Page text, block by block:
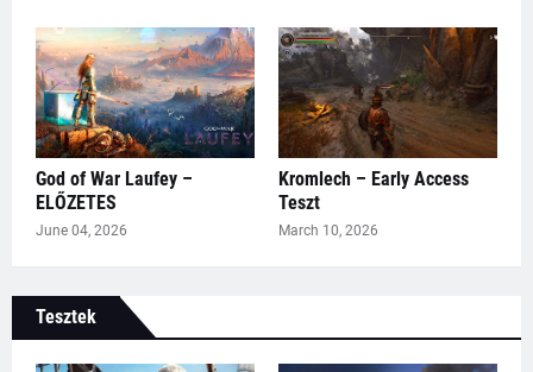
God of War Laufey –
ELŐZETES
June 04, 2026
Kromlech – Early Access
Teszt
March 10, 2026
Tesztek